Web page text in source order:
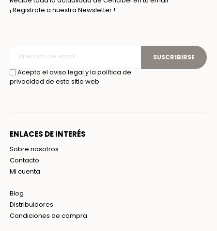
¡ Registrate a nuestra Newsletter !
Acepto el aviso legal y la política de
privacidad de este sitio web
SUSCRIBIRSE
ENLACES DE INTERÉS
Sobre nosotros
Contacto
Mi cuenta
Blog
Distribuidores
Condiciones de compra